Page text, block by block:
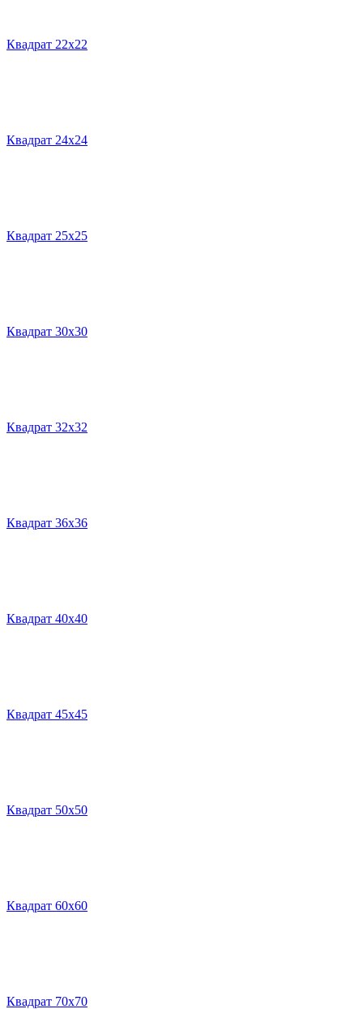
Квадрат 22х22
Квадрат 24х24
Квадрат 25х25
Квадрат 30х30
Квадрат 32х32
Квадрат 36х36
Квадрат 40х40
Квадрат 45х45
Квадрат 50х50
Квадрат 60х60
Квадрат 70х70